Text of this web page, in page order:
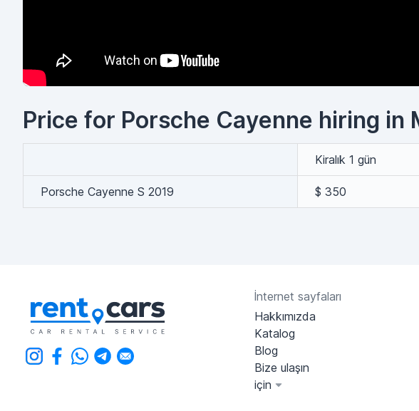
Price for Porsche Cayenne hiring in
Kiralık 1 gün
Porsche Cayenne S 2019 $ 350
İnternet sayfaları
Hakkımızda
Katalog
Blog
Bize ulaşın
için